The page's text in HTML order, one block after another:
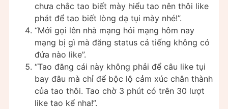
chưa chắc tao biết mày hiểu tao nên thôi like
phát để tao biết lòng dạ tụi mày nhé!”.
“Mới gọi lên nhà mạng hỏi mạng hôm nay
mạng bị gì mà đăng status cả tiếng không có
đứa nào like”.
“Tao đăng cái này không phải để câu like tụi
bay đâu mà chỉ để bộc lộ cảm xúc chân thành
của tao thôi. Tao chờ 3 phút có trên 30 lượt
like tao kể nha!”.